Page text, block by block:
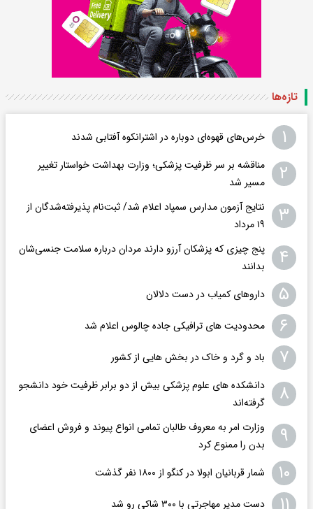
تازه‌ها
۱ خرس‌های قهوه‌ای دوباره در اشترانکوه آفتابی شدند
۲
مناقشه بر سر ظرفیت پزشکی؛ وزارت بهداشت خواستار تغییر
مسیر شد
۳
نتایج آزمون مدارس سمپاد اعلام شد/ ثبت‌نام پذیرفته‌شدگان از
۱۹ مرداد
۴
پنج چیزی که پزشکان آرزو دارند مردان درباره سلامت جنسی‌شان
بدانند
۵ داروهای کمیاب در دست دلالان
۶ محدودیت های ترافیکی جاده چالوس اعلام شد
۷ باد و گرد و خاک در بخش هایی از کشور
۸
دانشکده های علوم پزشکی بیش از دو برابر ظرفیت خود دانشجو
گرفته‌اند
۹
وزارت امر به معروف طالبان تمامی انواع پیوند و فروش اعضای
بدن را ممنوع کرد
۱۰ شمار قربانیان ابولا در کنگو از ۱۸۰۰ نفر گذشت
دست مدیر مهاجرتی با ۳۰۰ شاکی رو شد